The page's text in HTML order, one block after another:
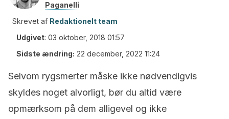
Paganelli
Skrevet af Redaktionelt team
Udgivet: 03 oktober, 2018 01:57
Sidste ændring: 22 december, 2022 11:24
Selvom rygsmerter måske ikke nødvendigvis
skyldes noget alvorligt, bør du altid være
opmærksom på dem alligevel og ikke